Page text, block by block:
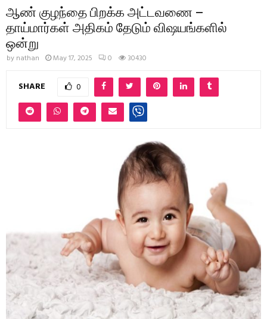
ஆண் குழந்தை பிறக்க அட்டவணை –
தாய்மார்கள் அதிகம் தேடும் விஷயங்களில்
ஒன்று
by nathan May 17, 2025 0 30430
SHARE 0